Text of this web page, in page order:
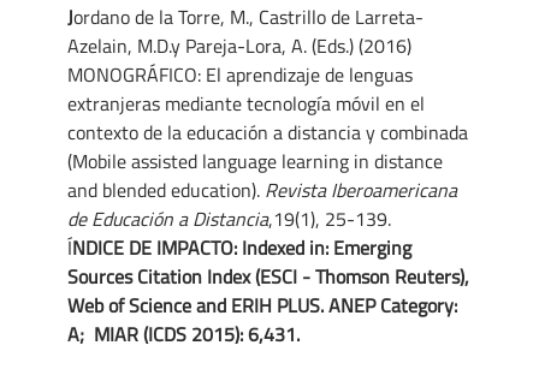
Jordano de la Torre, M., Castrillo de Larreta-
Azelain, M.D.y Pareja-Lora, A. (Eds.) (2016)
MONOGRÁFICO: El aprendizaje de lenguas
extranjeras mediante tecnología móvil en el
contexto de la educación a distancia y combinada
(Mobile assisted language learning in distance
and blended education). Revista Iberoamericana
de Educación a Distancia,19(1), 25-139.
ÍNDICE DE IMPACTO: Indexed in: Emerging
Sources Citation Index (ESCI - Thomson Reuters),
Web of Science and ERIH PLUS. ANEP Category:
A; MIAR (ICDS 2015): 6,431.